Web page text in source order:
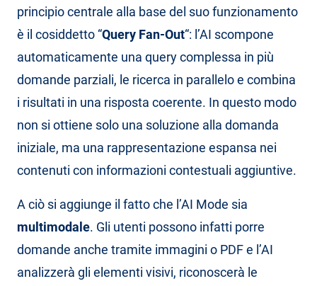
principio centrale alla base del suo funzionamento
è il cosiddetto “Query Fan-Out“: l’AI scompone
automaticamente una query complessa in più
domande parziali, le ricerca in parallelo e combina
i risultati in una risposta coerente. In questo modo
non si ottiene solo una soluzione alla domanda
iniziale, ma una rappresentazione espansa nei
contenuti con informazioni contestuali aggiuntive.
A ciò si aggiunge il fatto che l’AI Mode sia
multimodale. Gli utenti possono infatti porre
domande anche tramite immagini o PDF e l’AI
analizzerà gli elementi visivi, riconoscerà le